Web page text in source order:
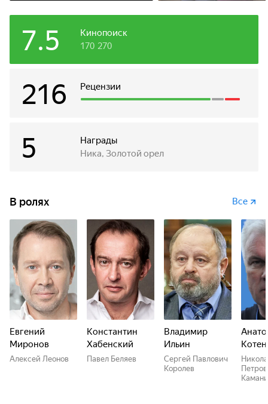
Кинопоиск
7.5 170 270
Рецензии
216
Награды
5 Ника, Золотой орел
В ролях Все
Евгений
Миронов
Алексей Леонов
Константин
Хабенский
Павел Беляев
Владимир
Ильин
Сергей Павлович
Королев